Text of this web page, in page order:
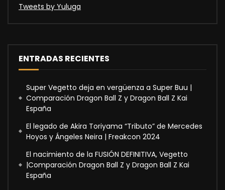
Tweets by Yuluga
ENTRADAS RECIENTES
Super Vegetto deja en vergüenza a Super Buu |
Comparación Dragon Ball Z y Dragon Ball Z Kai
España
El legado de Akira Toriyama “Tributo” de Mercedes
Hoyos y Ángeles Neira | Freakcon 2024
El nacimiento de la FUSIÓN DEFINITIVA, Vegetto
|Comparación Dragon Ball Z y Dragon Ball Z Kai
España